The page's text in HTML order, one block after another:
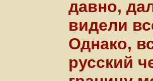
давно,
видели
Однако,
русский